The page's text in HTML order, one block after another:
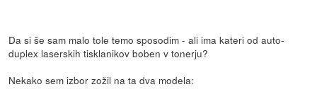
Da si še sam malo tole temo sposodim - ali ima kateri od auto-
duplex laserskih tisklanikov boben v tonerju?
Nekako sem izbor zožil na ta dva modela: